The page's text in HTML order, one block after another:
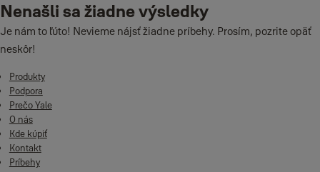
Nenašli sa žiadne výsledky
Je nám to ľúto! Nevieme nájsť žiadne príbehy. Prosím, pozrite opäť
neskôr!
Produkty
Podpora
Prečo Yale
O nás
Kde kúpiť
Kontakt
Príbehy